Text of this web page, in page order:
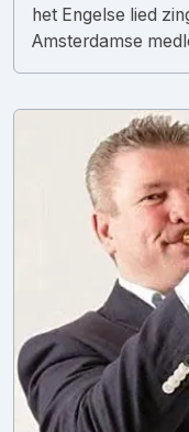
het Engelse lied
Amsterdamse